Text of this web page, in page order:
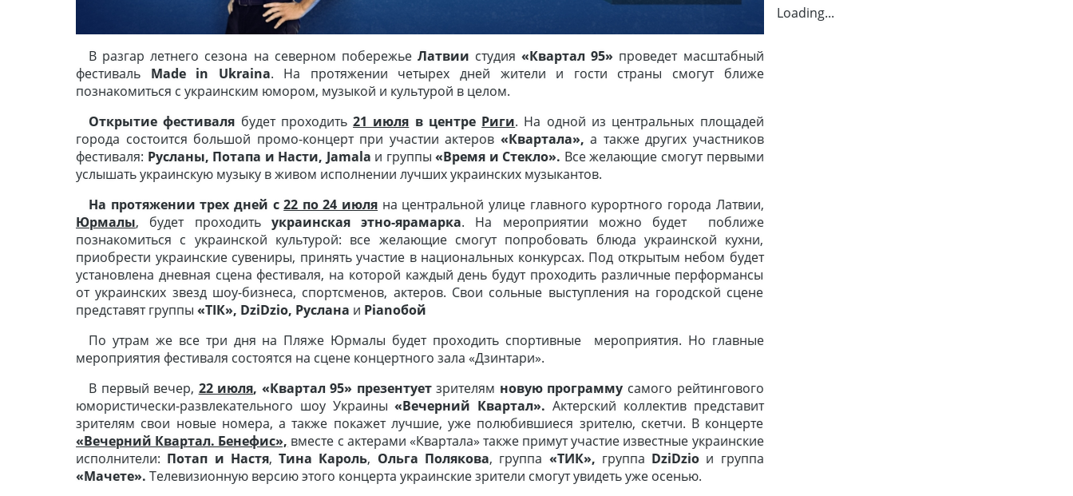
В разгар летнего сезона на северном побережье Латвии студия«Квартал 95» проведет масштабный
фестиваль Made in Ukraina. На протяжении четырех дней жители и гости страны смогут ближе
познакомиться с украинским юмором, музыкой и культурой в целом.
Открытие фестиваля будет проходить21 июля в центре Риги. На одной из центральных площадей
города состоится большой промо-концерт при участии актеров «Квартала», а также других участников
фестиваля: Русланы, Потапа и Насти, Jamala и группы«Время и Стекло». Все желающие смогут первыми
услышать украинскую музыку в живом исполнении лучших украинских музыкантов.
На протяжении трех дней с22 по 24 июля на центральной улице главного курортного города Латвии,
Юрмалы, будет проходить украинская этно-ярамарка. На мероприятии можно будет поближе
познакомиться с украинской культурой: все желающие смогут попробовать блюда украинской кухни,
приобрести украинские сувениры, принять участие в национальных конкурсах. Под открытым небом будет
установлена дневная сцена фестиваля, на которой каждый день будут проходить различные перформансы
от украинских звезд шоу-бизнеса, спортсменов, актеров. Свои сольные выступления на городской сцене
представят группы «ТІК», DziDzio, Руслана и Pianoбой
По утрам же все три дня на Пляже Юрмалы будет проходить спортивные мероприятия. Но главные
мероприятия фестиваля состоятся на сцене концертного зала «Дзинтари».
В первый вечер, 22 июля, «Квартал 95» презентуетзрителям новую программу самого рейтингового
юмористически-развлекательного шоу Украины«Вечерний Квартал». Актерский коллектив представит
зрителям свои новые номера, а также покажет лучшие, уже полюбившиеся зрителю, скетчи. В концерте
«Вечерний Квартал. Бенефис», вместе с актерами «Квартала» также примут участие известные украинские
исполнители: Потап и Настя,Тина Кароль, Ольга Полякова, группа «ТИК», группа DziDzio и группа
«Мачете». Телевизионную версию этого концерта украинские зрители смогут увидеть уже осенью.
Loading...